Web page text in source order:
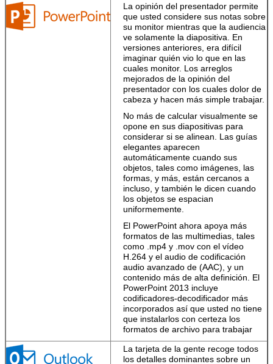
trabajo adonde
usted se fue
apagado.
Almacene los
ficheros en la
nube.La oficina
ahorra sus
documentos a
SkyDrive así que
sus notas, fotos,
y ficheros son
siempre
accesibles.
La opinión del presentador permite
que usted considere sus notas sobre
su monitor mientras que la audiencia
ve solamente la diapositiva. En
versiones anteriores, era difícil
imaginar quién vio lo que en las
cuales monitor. Los arreglos
mejorados de la opinión del
presentador con los cuales dolor de
cabeza y hacen más simple trabajar.
No más de calcular visualmente se
opone en sus diapositivas para
considerar si se alinean. Las guías
elegantes aparecen
automáticamente cuando sus
objetos, tales como imágenes, las
formas, y más, están cercanos a
incluso, y también le dicen cuando
los objetos se espacian
uniformemente.
El PowerPoint ahora apoya más
formatos de las multimedias, tales
como .mp4 y .mov con el vídeo
H.264 y el audio de codificación
audio avanzado de (AAC), y un
contenido más de alta definición. El
PowerPoint 2013 incluye
codificadores-decodificador más
incorporados así que usted no tiene
que instalarlos con certeza los
formatos de archivo para trabajar
La tarjeta de la gente recoge todos
los detalles dominantes sobre un